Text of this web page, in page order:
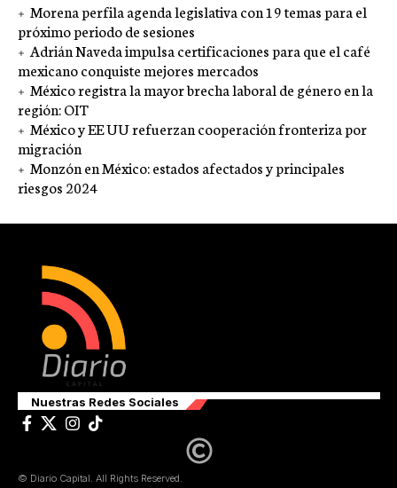
Morena perfila agenda legislativa con 19 temas para el
próximo periodo de sesiones
Adrián Naveda impulsa certificaciones para que el café
mexicano conquiste mejores mercados
México registra la mayor brecha laboral de género en la
región: OIT
México y EE UU refuerzan cooperación fronteriza por
migración
Monzón en México: estados afectados y principales
riesgos 2024
Nuestras Redes Sociales
© Diario Capital. All Rights Reserved.